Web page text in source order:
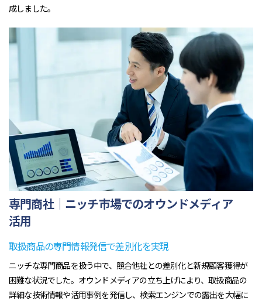
成しました。
専門商社｜ニッチ市場でのオウンドメディア
活用
取扱商品の専門情報発信で差別化を実現
ニッチな専門商品を扱う中で、競合他社との差別化と新規顧客獲得が
困難な状況でした。オウンドメディアの立ち上げにより、取扱商品の
詳細な技術情報や活用事例を発信し、検索エンジンでの露出を大幅に